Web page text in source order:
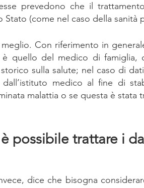
prevedono che il
Stato (come nel caso della sanità
Con riferimento in
quello del medico di famiglia,
sulla salute; nel caso di
medico al fine di
malattia o se questa è stata
possibile trattare i
dice che bisogna